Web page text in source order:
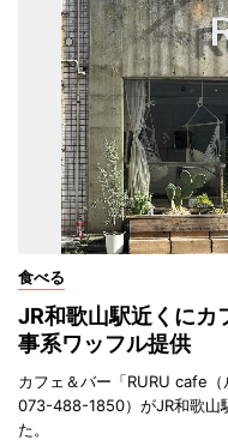
食べる
JR和歌山駅近くに
事系ワッフル提供
カフェ＆バー「RURU cafe
073-488-1850）がJR和歌山
た。